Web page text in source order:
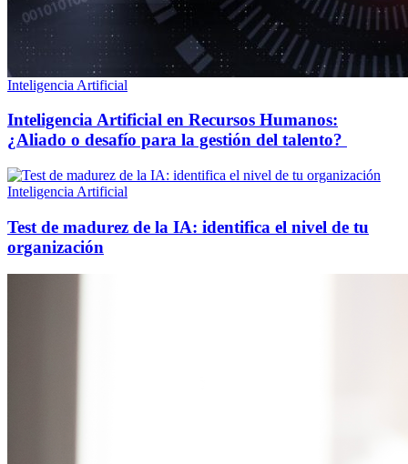
Inteligencia Artificial
Inteligencia Artificial en Recursos Humanos:
¿Aliado o desafío para la gestión del talento?
Inteligencia Artificial
Test de madurez de la IA: identifica el nivel de tu
organización